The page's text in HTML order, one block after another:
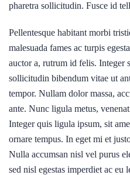
pharetra sollicitudin. Fusce id
Pellentesque habitant morbi
malesuada fames ac turpis
auctor a, rutrum id felis. Integer
sollicitudin bibendum vitae ut
tempor. Nullam dolor massa,
ante. Nunc ligula metus,
Integer quis ligula ipsum, sit
ornare tempus. In eget mi et
Nulla accumsan nisl vel purus
sed nisl egestas imperdiet ac